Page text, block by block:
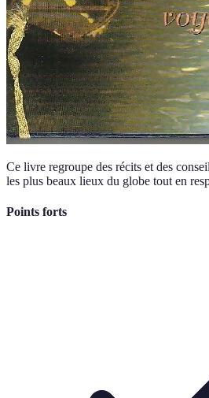
Ce livre regroupe des récits et des
les plus beaux lieux du globe tout en
Points forts